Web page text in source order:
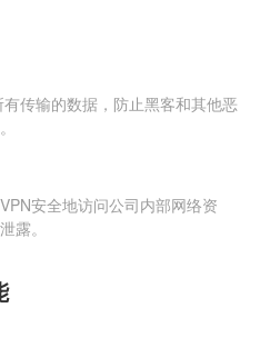
传输的数据，防止黑客和其他恶
安全地访问公司内部网络资
露。